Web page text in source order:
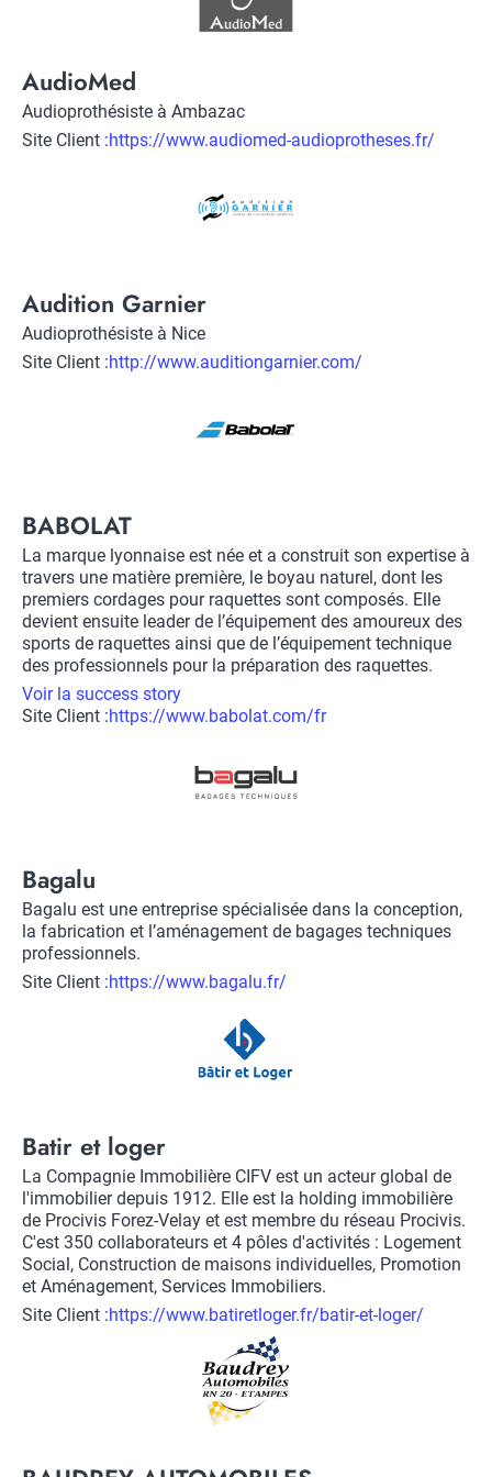
Title
AudioMed
Description
Audioprothésiste à Ambazac
Site Client :Lien
https://www.audiomed-audioprotheses.fr/
Title
Audition Garnier
Description
Audioprothésiste à Nice
Site Client :Lien
http://www.auditiongarnier.com/
Title
BABOLAT
Description
La marque lyonnaise est née et a construit son expertise à
travers une matière première, le boyau naturel, dont les
premiers cordages pour raquettes sont composés. Elle
devient ensuite leader de l’équipement des amoureux des
sports de raquettes ainsi que de l’équipement technique
des professionnels pour la préparation des raquettes.
Voir la success story
Site Client :Lien
https://www.babolat.com/fr
Title
Bagalu
Description
Bagalu est une entreprise spécialisée dans la conception,
la fabrication et l’aménagement de bagages techniques
professionnels.
Site Client :Lien
https://www.bagalu.fr/
Title
Batir et loger
Description
La Compagnie Immobilière CIFV est un acteur global de
l'immobilier depuis 1912. Elle est la holding immobilière
de Procivis Forez-Velay et est membre du réseau Procivis.
C'est 350 collaborateurs et 4 pôles d'activités : Logement
Social, Construction de maisons individuelles, Promotion
et Aménagement, Services Immobiliers.
Site Client :Lien
https://www.batiretloger.fr/batir-et-loger/
Logo